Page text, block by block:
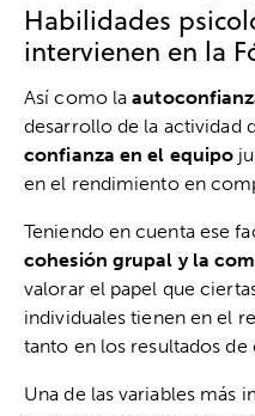
Habilidades
intervienen en la
Así como la
desarrollo de la actividad
confianza en el equipo
en el rendimiento en
Teniendo en cuenta ese
cohesión grupal y la
valorar el papel que
individuales tienen en el
tanto en los resultados
Una de las variables más